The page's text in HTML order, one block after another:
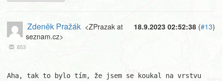
18.9.2023 02:52:38 (#13)
Zdeněk Pražák <ZPrazak at
seznam.cz>
853
Aha, tak to bylo tím, že jsem se koukal na vrstvu